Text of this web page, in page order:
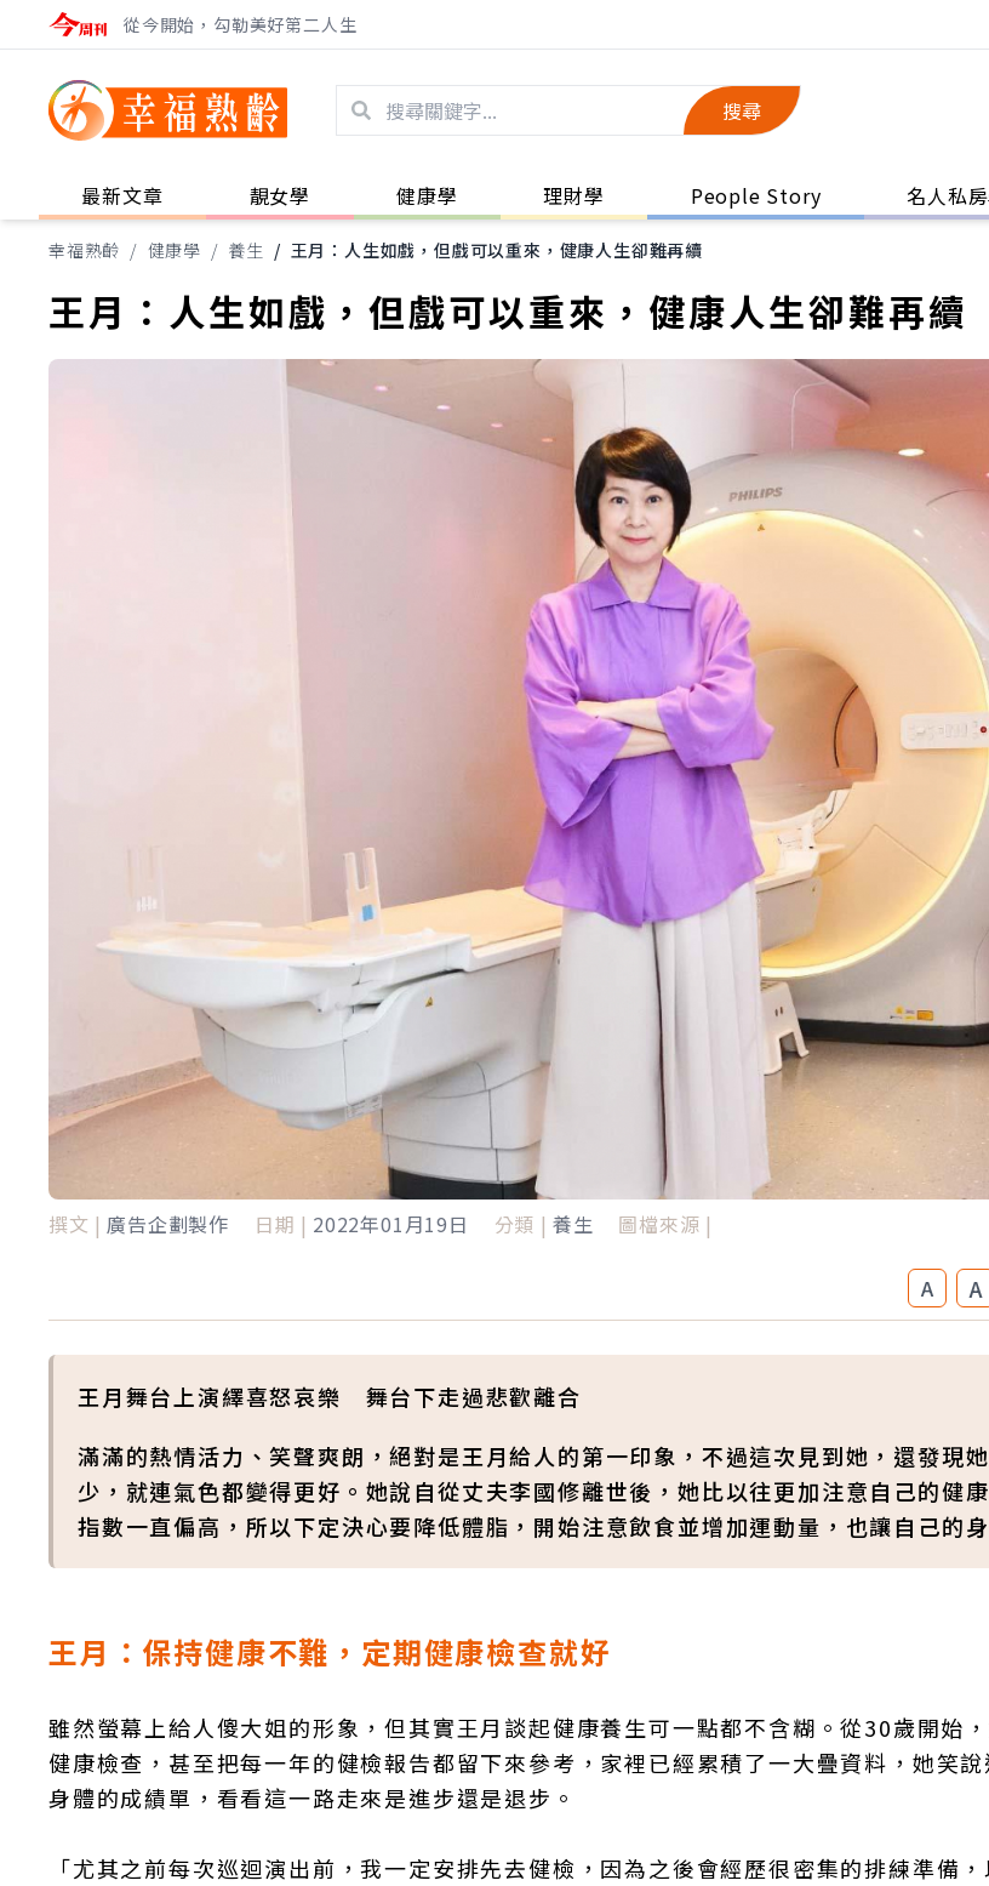
從今開始，勾勒美好第二人生
搜尋
最新文章 靚女學 健康學 理財學 People Story 名人私
幸福熟齡 / 健康學 / 養生 / 王月：人生如戲，但戲可以重來，健康人生卻難再續
王月：人生如戲，但戲可以重來，健康人生卻難再續
撰文 | 廣告企劃製作 日期 | 2022年01月19日 分類 | 養生 圖檔來源 |
A A
王月舞台上演繹喜怒哀樂 舞台下走過悲歡離合
滿滿的熱情活力、笑聲爽朗，絕對是王月給人的第一印象，不過這次見到她，還發現
少，就連氣色都變得更好。她說自從丈夫李國修離世後，她比以往更加注意自己的健
指數一直偏高，所以下定決心要降低體脂，開始注意飲食並增加運動量，也讓自己的
王月：保持健康不難，定期健康檢查就好
雖然螢幕上給人傻大姐的形象，但其實王月談起健康養生可一點都不含糊。從30歲開始
健康檢查，甚至把每一年的健檢報告都留下來參考，家裡已經累積了一大疊資料，她笑
身體的成績單，看看這一路走來是進步還是退步。
「尤其之前每次巡迴演出前，我一定安排先去健檢，因為之後會經歷很密集的排練準備